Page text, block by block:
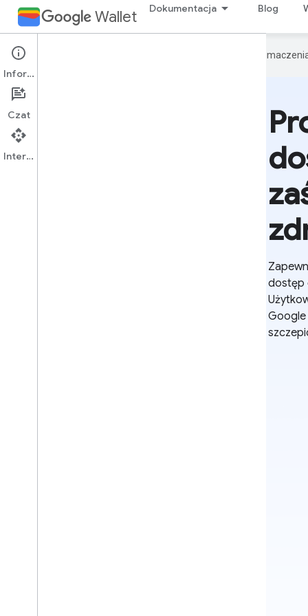
Wallet Dokumentacja Blog
Google używa technologii AI do
dostęp
Informacje
Czat
Interfejs API